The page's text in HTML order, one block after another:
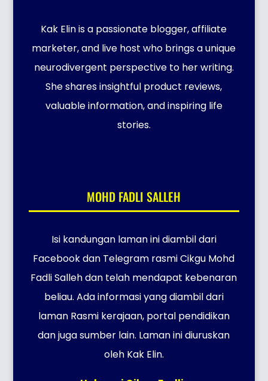
Kak Elin is a passionate blogger, affiliate
marketer, and live host who brings a unique
neurodivergent perspective to her writing.
She shares insightful product reviews,
valuable information, and inspiring life
stories.
MOHD FADLI SALLEH
Isi kandungan laman ini diambil dari
Facebook dan Telegram rasmi Cikgu Mohd
Fadli Salleh dan telah mendapat kebenaran
beliau. Ada informasi yang diambil dari
laman Rasmi kerajaan, portal pendidikan
dan juga sumber lain. Laman ini diuruskan
oleh Kak Elin.